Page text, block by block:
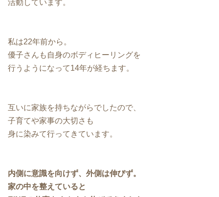
活動しています。
私は22年前から。
優子さんも自身のボディヒーリングを
行うようになって14年が経ちます。
互いに家族を持ちながらでしたので、
子育てや家事の大切さも
身に染みて行ってきています。
内側に意識を向けず、外側は伸びず。
家の中を整えていると